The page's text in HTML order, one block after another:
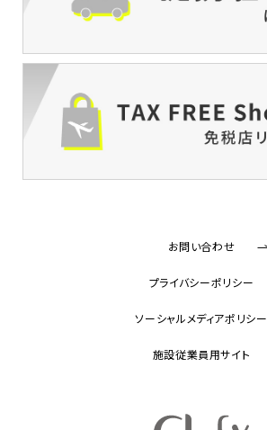
お問い合わせ
プライバシーポリシー
ソーシャルメディアポリシー
施設従業員用サイト